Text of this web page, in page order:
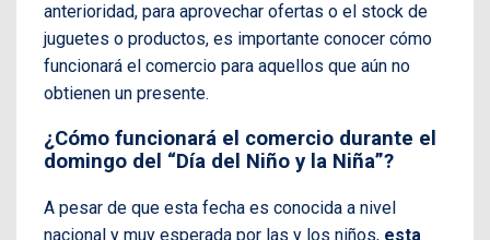
anterioridad, para aprovechar ofertas o el stock de
juguetes o productos, es importante conocer cómo
funcionará el comercio para aquellos que aún no
obtienen un presente.
¿Cómo funcionará el comercio durante el
domingo del “Día del Niño y la Niña”?
A pesar de que esta fecha es conocida a nivel
nacional y muy esperada por las y los niños, esta